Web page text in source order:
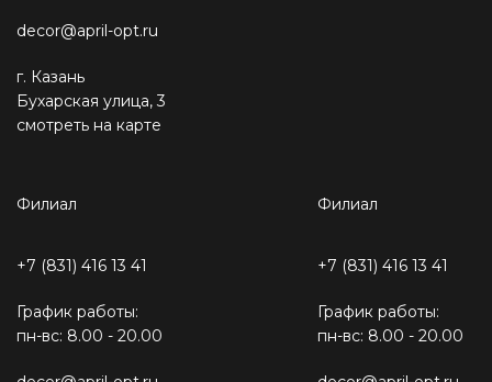
decor@april-opt.ru
г. Казань
Бухарская улица, 3
смотреть на карте
Филиал
+7 (831) 416 13 41
График работы:
пн-вс: 8.00 - 20.00
Филиал
+7 (831) 416 13 41
График работы:
пн-вс: 8.00 - 20.00